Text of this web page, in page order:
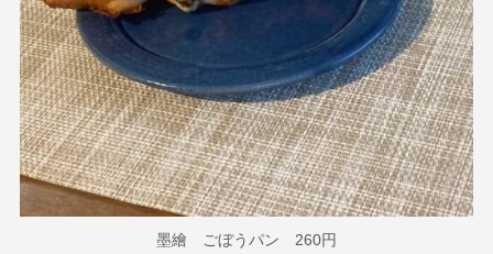
墨繪 ごぼうパン 260円